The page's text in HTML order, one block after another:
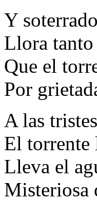
Y
Llora
Que el
Por
A las
El torrente
Lleva el
Misteriosa